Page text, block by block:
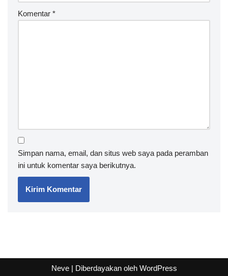
Komentar *
Simpan nama, email, dan situs web saya pada peramban
ini untuk komentar saya berikutnya.
Neve| Diberdayakan oleh WordPress